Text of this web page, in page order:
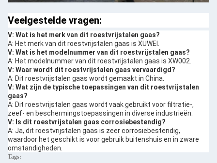
Veelgestelde vragen:
V: Wat is het merk van dit roestvrijstalen gaas?
A: Het merk van dit roestvrijstalen gaas is XUWEI.
V: Wat is het modelnummer van dit roestvrijstalen gaas?
A: Het modelnummer van dit roestvrijstalen gaas is XW002.
V: Waar wordt dit roestvrijstalen gaas vervaardigd?
A: Dit roestvrijstalen gaas wordt gemaakt in China.
V: Wat zijn de typische toepassingen van dit roestvrijstalen
gaas?
A: Dit roestvrijstalen gaas wordt vaak gebruikt voor filtratie-,
zeef- en beschermingstoepassingen in diverse industrieën.
V: Is dit roestvrijstalen gaas corrosiebestendig?
A: Ja, dit roestvrijstalen gaas is zeer corrosiebestendig,
waardoor het geschikt is voor gebruik buitenshuis en in zware
omstandigheden.
Tags: